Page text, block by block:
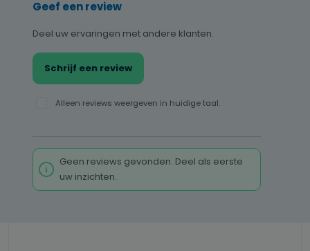
Gemiddelde waardering van 0 van 5 sterren
Geef een review
Deel uw ervaringen met andere klanten.
Schrijf een review
Alleen reviews weergeven in huidige taal.
Geen reviews gevonden. Deel als eerste
uw inzichten.